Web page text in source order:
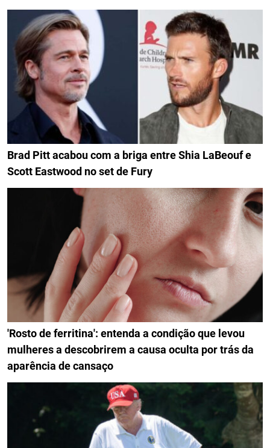
Brad Pitt acabou com a briga entre Shia LaBeouf e
Scott Eastwood no set de Fury
'Rosto de ferritina': entenda a condição que levou
mulheres a descobrirem a causa oculta por trás da
aparência de cansaço